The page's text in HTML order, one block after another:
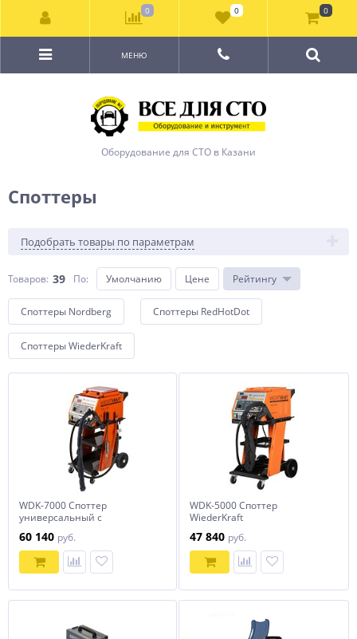
Оборудование для СТО в Казани
МЕНЮ
Споттеры
Подобрать товары по параметрам
Товаров: 39 По: Умолчанию Цене Рейтингу
Споттеры Nordberg Споттеры RedHotDot
Споттеры WiederKraft
WDK-7000 Споттер
универсальный с
60 140 руб.
WDK-5000 Споттер
WiederKraft
47 840 руб.
0 0 0